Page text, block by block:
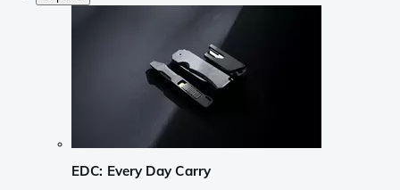
EDC: Every Day Carry